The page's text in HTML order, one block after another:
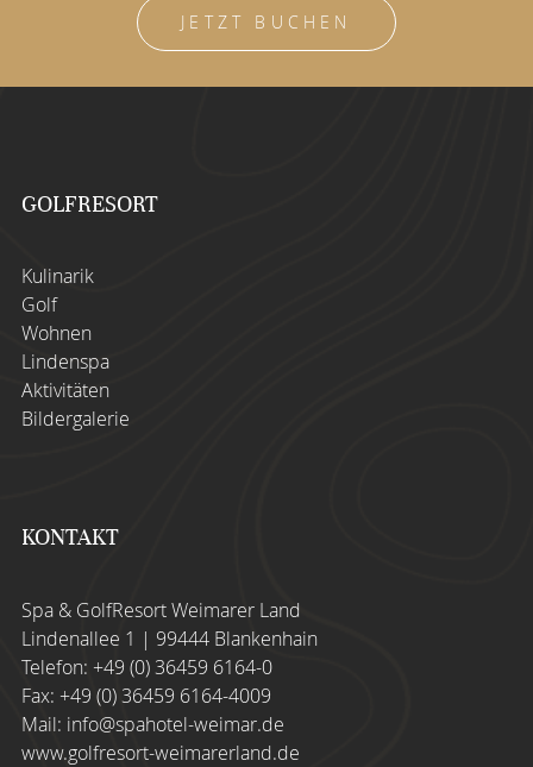
JETZT BUCHEN
GOLFRESORT
Kulinarik
Golf
Wohnen
Lindenspa
Aktivitäten
Bildergalerie
KONTAKT
Spa & GolfResort Weimarer Land
Lindenallee 1 | 99444 Blankenhain
Telefon: +49 (0) 36459 6164-0
Fax: +49 (0) 36459 6164-4009
Mail: info@spahotel-weimar.de
www.golfresort-weimarerland.de